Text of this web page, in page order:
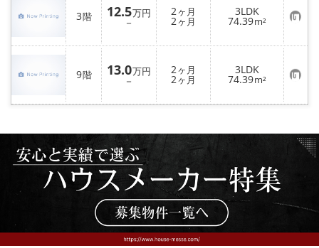
路線·駅から探す
IT重説について
スタッフ紹介
店舗情報·アクセス
会社概要
メールでお問い合わせ
3階 12.5万円
－
2ヶ月
2ヶ月
3LDK
74.39m² お
気
に
入
り
登
録
9階 13.0万円
－
2ヶ月
2ヶ月
3LDK
74.39m² お
気
に
入
録